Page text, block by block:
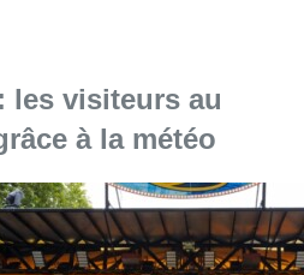
les visiteurs au
à la météo